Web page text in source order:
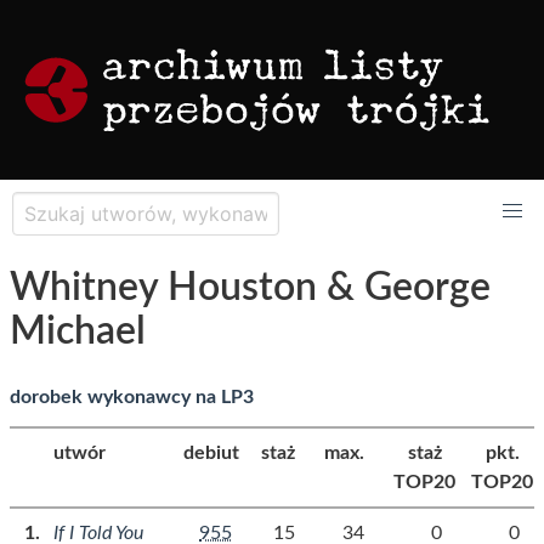
Whitney Houston & George
Michael
dorobek wykonawcy na LP3
utwór debiut staż max.
staż
TOP20
pkt.
TOP20
If I Told You 955 15 34 0 0